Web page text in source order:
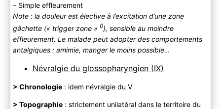
– Simple effleurement
Note : la douleur est élective à l’excitation d’une zone
gâchette (« trigger zone » 0), sensible au moindre
effleurement. Le malade peut adopter des comportements
antalgiques : amimie, manger le moins possible…
Névralgie du glossopharyngien (IX)
> Chronologie: idem névralgie du V
> Topographie: strictement unilatéral dans le territoire du